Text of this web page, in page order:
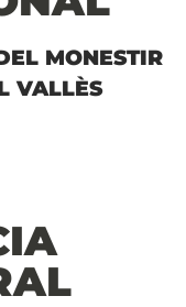
MONESTIR
VALLÈS